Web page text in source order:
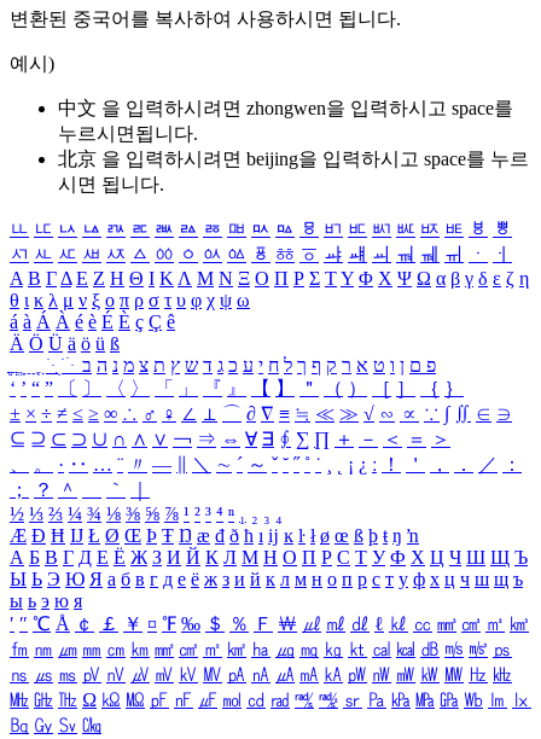
변환된 중국어를 복사하여 사용하시면 됩니다.
예시)
中文 을 입력하시려면 zhongwen을 입력하시고 space를
누르시면됩니다.
北京 을 입력하시려면 beijing을 입력하시고 space를 누르
시면 됩니다.
ㅥ ㅦ ㅧ ㅨ ㅩ ㅪ ㅫ ㅬ ㅭ ㅮ ㅯ ㅰ ㅱ ㅲ ㅳ ㅴ ㅵ ㅶ ㅷ ㅸ
ㅹ
ㅺ ㅻ ㅼ ㅽ ㅾ ㅿ ㆀ ㆁ ㆂ ㆃ ㆄ ㆅ ㆆ ㆇ ㆈ ㆉ ㆊ ㆋ ㆌ ㆍ
ㆎ
Α Β ΓΔ Ε Ζ Η Θ Ι ΚΛ Μ Ν Ξ Ο Π Ρ Σ ΤΥ Φ Χ Ψ Ω α β γ δ ε ζ η
θ ι κ λ μ ν ξ ο π ρ σ τ υ φ χ ψ ω
á à Á À é è É È ç Ç ê
Ä Ö Ü ä ö ü ß
ִֶֹ ֻּ ׁׂ פ ם ן ו ט א ר ק ף ך ל ח י ע כ ג ד ש ץ ת צ מ נ ה ב
‘ ’ “ ” 〔 〕 〈 〉 「 」 『 』 【 】 ＂ （ ） ［ ］ ｛ ｝
± × ÷ ≠ ≤ ≥ ∞ ∴ ♂ ♀ ∠ ⊥ ⌒ ∂ ∇ ≡ ≒ ≪ ≫ √ ∽ ∝ ∵ ∫ ∬ ∈ ∋
⊆ ⊇ ⊂ ⊃ ∪ ∩ ∧ ∨ ￢ ⇒ ⇔ ∀ ∃ ∮ ∑ ∏ ＋ － ＜ ＝
＞
、
。 · ‥ … ¨ 〃 ― ＼ ∼ ´ ～ ˇ ˘ ˝ ˚ ˙ ¸ ¡ ¿ ː ！ ＇ ， ． ／
：
；
？ ＾ ｀
½ ⅓ ⅔ ¼ ¾ ⅛ ⅜ ⅝ ⅞ ¹ ² ³ ⁴ ⁿ ₁ ₂ ₃ ₄
Æ Ð Ħ Ĳ Ł Ø Œ Þ Ŧ Ŋ æ đ ð ħ ı ĳ ĸ ŀ ł ø œ ß þ ŧ ŋ ŉ
А Б В Г Д Е Ё Ж З И Й К Л М Н О П Р С Т У Ф Х Ц Ч Ш Щ Ъ
Ы Ь Э Ю Я а б в г д е ё ж з и й к л м н о п р с т у ф х ц ч ш щ ъ
ы ь э ю я
′ ″ ℃ Å ￠ ￡ ￥ ¤ ℉ ‰ ＄ ％ Ｆ ￦ ㎕ ㎖ ㎗ ℓ ㎘ ㏄ ㎣ ㎤ ㎥ ㎦
㎙ ㎚ ㎛ ㎜ ㎝ ㎞ ㎟ ㎠ ㎡ ㎢ ㏊ ㎍ ㎎ ㎏ ㏏ ㎈ ㎉ ㏈ ㎧ ㎨ ㎰
㎱ ㎲ ㎳ ㎴ ㎵ ㎶ ㎷ ㎸ ㎹ ㎀ ㎁ ㎂ ㎃ ㎄ ㎺ ㎻ ㎽ ㎾ ㎿ ㎐ ㎑
㎒ ㎓ ㎔ Ω ㏀ ㏁ ㎊ ㎋ ㎌ ㏖ ㏅ ㎭ ㎮ ㎯ ㏛ ㎩ ㎪ ㎫ ㎬ ㏝ ㏐
㏓
㏃ ㏉ ㏜ ㏆